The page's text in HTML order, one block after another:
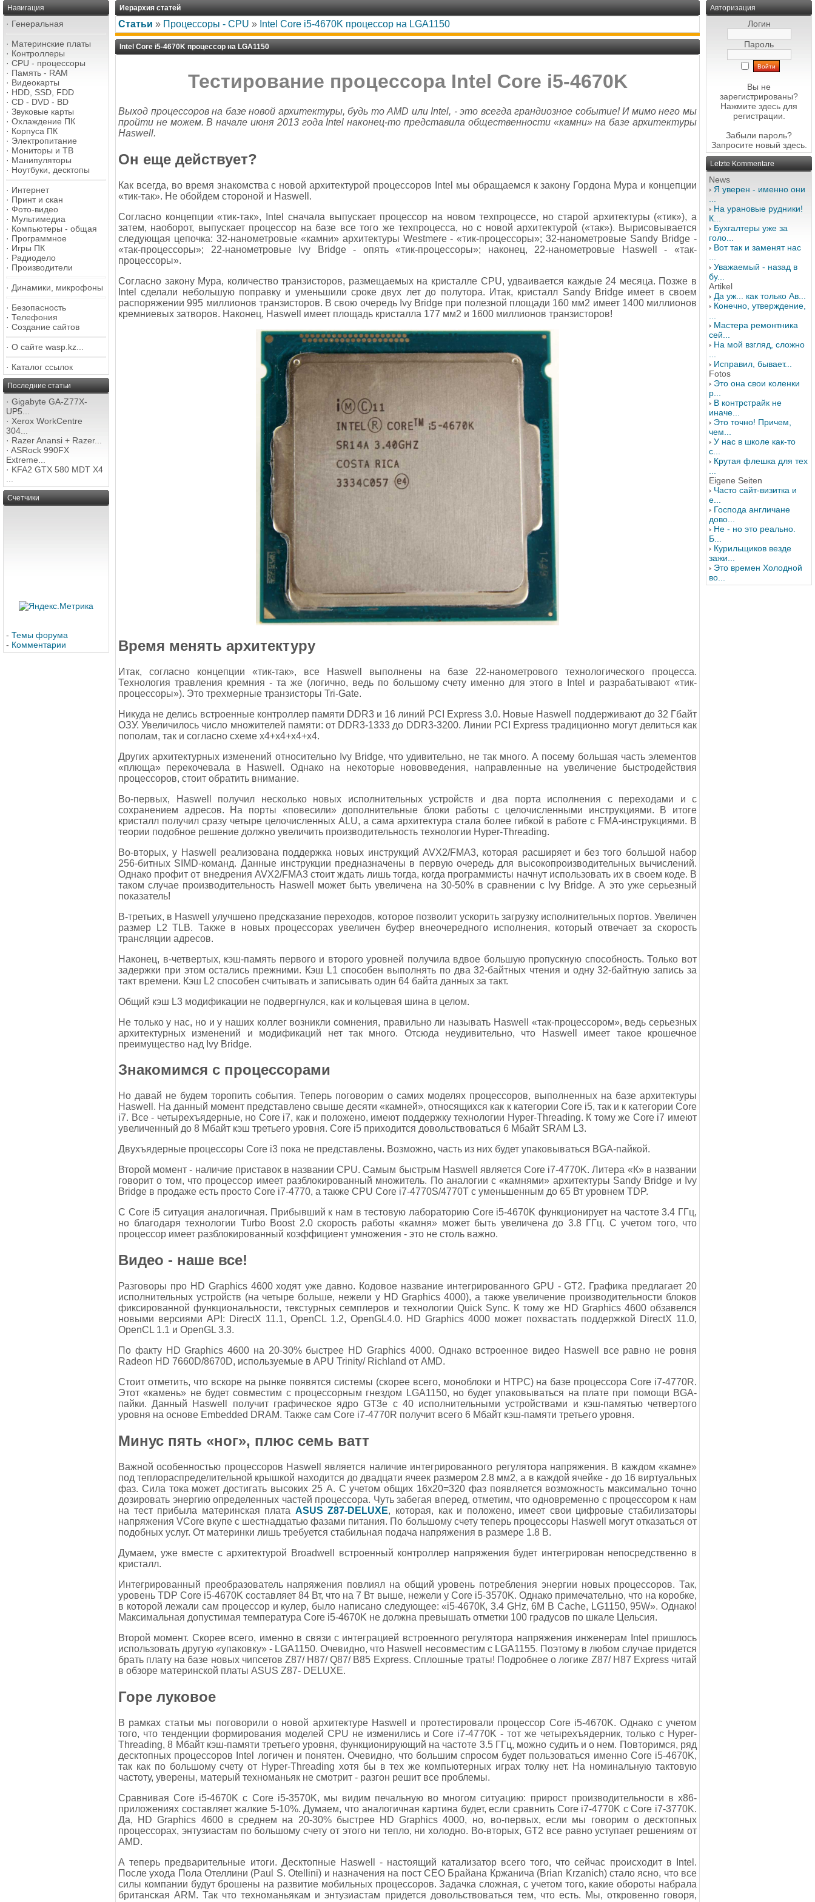
Навигация
· Генеральная
· Материнские платы
· Контроллеры
· CPU - процессоры
· Память - RAM
· Видеокарты
· HDD, SSD, FDD
· CD - DVD - BD
· Звуковые карты
· Охлаждение ПК
· Корпуса ПК
· Электропитание
· Мониторы и ТВ
· Манипуляторы
· Ноутбуки, десктопы
· Интернет
· Принт и скан
· Фото-видео
· Мультимедиа
· Компьютеры - общая
· Программное
· Игры ПК
· Радиодело
· Производители
· Динамики, микрофоны
· Безопасность
· Телефония
· Создание сайтов
· О сайте wasp.kz...
· Каталог ссылок
Последние статьи
· Gigabyte GA-Z77X-
UP5...
· Xerox WorkCentre
304...
· Razer Anansi + Razer...
· ASRock 990FX
Extreme...
· KFA2 GTX 580 MDT X4
Счетчики
- Темы форума
- Комментарии
Иерархия статей
Статьи » Процессоры - CPU » Intel Core i5-4670K процессор на LGA1150
Intel Core i5-4670K процессор на LGA1150
Тестирование процессора Intel Core i5-4670K
Выход процессоров на базе новой архитектуры, будь то AMD или Intel, - это всегда грандиозное событие! И мимо него мы
пройти не можем. В начале июня 2013 года Intel наконец-то представила общественности «камни» на базе архитектуры
Haswell.
Он еще действует?
Как всегда, во время знакомства с новой архитектурой процессоров Intel мы обращаемся к закону Гордона Мура и концепции
«тик-так». Не обойдем стороной и Haswell.
Согласно концепции «тик-так», Intel сначала выпускает процессор на новом техпроцессе, но старой архитектуры («тик»), а
затем, наоборот, выпускает процессор на базе все того же техпроцесса, но с новой архитектурой («так»). Вырисовывается
следующая цепочка: 32-нанометровые «камни» архитектуры Westmere - «тик-процессоры»; 32-нанометровые Sandy Bridge -
«так-процессоры»; 22-нанометровые Ivy Bridge - опять «тик-процессоры»; наконец, 22-нанометровые Haswell - «так-
процессоры».
Согласно закону Мура, количество транзисторов, размещаемых на кристалле CPU, удваивается каждые 24 месяца. Позже в
Intel сделали небольшую поправку и уменьшили сроке двух лет до полутора. Итак, кристалл Sandy Bridge имеет в своем
распоряжении 995 миллионов транзисторов. В свою очередь Ivy Bridge при полезной площади 160 мм2 имеет 1400 миллионов
кремниевых затворов. Наконец, Haswell имеет площадь кристалла 177 мм2 и 1600 миллионов транзисторов!
Время менять архитектуру
Итак, согласно концепции «тик-так», все Haswell выполнены на базе 22-нанометрового технологического процесса.
Технология травления кремния - та же (логично, ведь по большому счету именно для этого в Intel и разрабатывают «тик-
процессоры»). Это трехмерные транзисторы Tri-Gate.
Никуда не делись встроенные контроллер памяти DDR3 и 16 линий PCI Express 3.0. Новые Haswell поддерживают до 32 Гбайт
ОЗУ. Увеличилось число множителей памяти: от DDR3-1333 до DDR3-3200. Линии PCI Express традиционно могут делиться как
пополам, так и согласно схеме х4+х4+х4+х4.
Других архитектурных изменений относительно Ivy Bridge, что удивительно, не так много. А посему большая часть элементов
«плюща» перекочевала в Haswell. Однако на некоторые нововведения, направленные на увеличение быстродействия
процессоров, стоит обратить внимание.
Во-первых, Haswell получил несколько новых исполнительных устройств и два порта исполнения с переходами и с
сохранением адресов. На порты «повесили» дополнительные блоки работы с целочисленными инструкциями. В итоге
кристалл получил сразу четыре целочисленных ALU, а сама архитектура стала более гибкой в работе с FMA-инструкциями. В
теории подобное решение должно увеличить производительность технологии Hyper-Threading.
Во-вторых, у Haswell реализована поддержка новых инструкций AVX2/FMA3, которая расширяет и без того большой набор
256-битных SIMD-команд. Данные инструкции предназначены в первую очередь для высокопроизводительных вычислений.
Однако профит от внедрения AVX2/FMA3 стоит ждать лишь тогда, когда программисты начнут использовать их в своем коде. В
таком случае производительность Haswell может быть увеличена на 30-50% в сравнении с Ivy Bridge. А это уже серьезный
показатель!
В-третьих, в Haswell улучшено предсказание переходов, которое позволит ускорить загрузку исполнительных портов. Увеличен
размер L2 TLB. Также в новых процессорах увеличен буфер внеочередного исполнения, который отвечает за скорость
трансляции адресов.
Наконец, в-четвертых, кэш-память первого и второго уровней получила вдвое большую пропускную способность. Только вот
задержки при этом остались прежними. Кэш L1 способен выполнять по два 32-байтных чтения и одну 32-байтную запись за
такт времени. Кэш L2 способен считывать и записывать один 64 байта данных за такт.
Общий кэш L3 модификации не подвергнулся, как и кольцевая шина в целом.
Не только у нас, но и у наших коллег возникли сомнения, правильно ли называть Haswell «так-процессором», ведь серьезных
архитектурных изменений и модификаций нет так много. Отсюда неудивительно, что Haswell имеет такое крошечное
преимущество над Ivy Bridge.
Знакомимся с процессорами
Но давай не будем торопить события. Теперь поговорим о самих моделях процессоров, выполненных на базе архитектуры
Haswell. На данный момент представлено свыше десяти «камней», относящихся как к категории Core i5, так и к категории Core
i7. Все - четырехъядерные, но Core i7, как и положено, имеют поддержку технологии Hyper-Threading. К тому же Core i7 имеют
увеличенный до 8 Мбайт кэш третьего уровня. Core i5 приходится довольствоваться 6 Мбайт SRAM L3.
Двухъядерные процессоры Core i3 пока не представлены. Возможно, часть из них будет упаковываться BGA-пайкой.
Второй момент - наличие приставок в названии CPU. Самым быстрым Haswell является Core i7-4770K. Литера «К» в названии
говорит о том, что процессор имеет разблокированный множитель. По аналогии с «камнями» архитектуры Sandy Bridge и Ivy
Bridge в продаже есть просто Core i7-4770, а также CPU Core i7-4770S/4770T с уменьшенным до 65 Вт уровнем TDP.
С Core i5 ситуация аналогичная. Прибывший к нам в тестовую лабораторию Core i5-4670K функционирует на частоте 3.4 ГГц,
но благодаря технологии Turbo Boost 2.0 скорость работы «камня» может быть увеличена до 3.8 ГГц. С учетом того, что
процессор имеет разблокированный коэффициент умножения - это не столь важно.
Видео - наше все!
Разговоры про HD Graphics 4600 ходят уже давно. Кодовое название интегрированного GPU - GT2. Графика предлагает 20
исполнительных устройств (на четыре больше, нежели у HD Graphics 4000), а также увеличение производительности блоков
фиксированной функциональности, текстурных семплеров и технологии Quick Sync. К тому же HD Graphics 4600 обзавелся
новыми версиями API: DirectX 11.1, OpenCL 1.2, OpenGL4.0. HD Graphics 4000 может похвастать поддержкой DirectX 11.0,
OpenCL 1.1 и OpenGL 3.3.
По факту HD Graphics 4600 на 20-30% быстрее HD Graphics 4000. Однако встроенное видео Haswell все равно не ровня
Radeon HD 7660D/8670D, используемые в APU Trinity/ Richland от AMD.
Стоит отметить, что вскоре на рынке появятся системы (скорее всего, моноблоки и НТРС) на базе процессора Core i7-4770R.
Этот «камень» не будет совместим с процессорным гнездом LGA1150, но будет упаковываться на плате при помощи BGA-
пайки. Данный Haswell получит графическое ядро GT3e с 40 исполнительными устройствами и кэш-памятью четвертого
уровня на основе Embedded DRAM. Также сам Core i7-4770R получит всего 6 Мбайт кэш-памяти третьего уровня.
Минус пять «ног», плюс семь ватт
Важной особенностью процессоров Haswell является наличие интегрированного регулятора напряжения. В каждом «камне»
под теплораспределительной крышкой находится до двадцати ячеек размером 2.8 мм2, а в каждой ячейке - до 16 виртуальных
фаз. Сила тока может достигать высоких 25 А. С учетом общих 16x20=320 фаз появляется возможность максимально точно
дозировать энергию определенных частей процессора. Чуть забегая вперед, отметим, что одновременно с процессором к нам
на тест прибыла материнская плата ASUS Z87-DELUXE, которая, как и положено, имеет свои цифровые стабилизаторы
напряжения VCore вкупе с шестнадцатью фазами питания. По большому счету теперь процессоры Haswell могут отказаться от
подобных услуг. От материнки лишь требуется стабильная подача напряжения в размере 1.8 В.
Думаем, уже вместе с архитектурой Broadwell встроенный контроллер напряжения будет интегрирован непосредственно в
кристалл.
Интегрированный преобразователь напряжения повлиял на общий уровень потребления энергии новых процессоров. Так,
уровень TDP Core i5-4670K составляет 84 Вт, что на 7 Вт выше, нежели у Core i5-3570K. Однако примечательно, что на коробке,
в которой лежали сам процессор и кулер, было написано следующее: «i5-4670К, 3.4 GHz, 6М В Cache, LG1150, 95W». Однако!
Максимальная допустимая температура Core i5-4670K не должна превышать отметки 100 градусов по шкале Цельсия.
Второй момент. Скорее всего, именно в связи с интеграцией встроенного регулятора напряжения инженерам Intel пришлось
использовать другую «упаковку» - LGA1150. Очевидно, что Haswell несовместим с LGA1155. Поэтому в любом случае придется
брать плату на базе новых чипсетов Z87/ H87/ Q87/ B85 Express. Сплошные траты! Подробнее о логике Z87/ H87 Express читай
в обзоре материнской платы ASUS Z87- DELUXE.
Горе луковое
В рамках статьи мы поговорили о новой архитектуре Haswell и протестировали процессор Core i5-4670K. Однако с учетом
того, что тенденции формирования моделей CPU не изменились и Core i7-4770K - тот же четырехъядерник, только с Hyper-
Threading, 8 Мбайт кэш-памяти третьего уровня, функционирующий на частоте 3.5 ГГц, можно судить и о нем. Повторимся, ряд
десктопных процессоров Intel логичен и понятен. Очевидно, что большим спросом будет пользоваться именно Core i5-4670K,
так как по большому счету от Hyper-Threading хотя бы в тех же компьютерных играх толку нет. На номинальную тактовую
частоту, уверены, матерый техноманьяк не смотрит - разгон решит все проблемы.
Сравнивая Core i5-4670K с Core i5-3570K, мы видим печальную во многом ситуацию: прирост производительности в х86-
приложениях составляет жалкие 5-10%. Думаем, что аналогичная картина будет, если сравнить Core i7-4770K с Core i7-3770K.
Да, HD Graphics 4600 в среднем на 20-30% быстрее HD Graphics 4000, но, во-первых, если мы говорим о десктопных
процессорах, энтузиастам по большому счету от этого ни тепло, ни холодно. Во-вторых, GT2 все равно уступает решениям от
AMD.
А теперь предварительные итоги. Десктопные Haswell - настоящий катализатор всего того, что сейчас происходит в Intel.
После ухода Пола Отеллини (Paul S. Otellini) и назначения на пост СЕО Брайана Кржанича (Brian Krzanich) стало ясно, что все
силы компании будут брошены на развитие мобильных процессоров. Задачка сложная, с учетом того, какие обороты набрала
британская ARM. Так что техноманьякам и энтузиастам придется довольствоваться тем, что есть. Мы, откровенно говоря,
Авторизация
Логин
Пароль
Вы не
зарегистрированы?
Нажмите здесь для
регистрации.
Забыли пароль?
Запросите новый здесь.
Letzte Kommentare
News
Я уверен - именно они
На урановые рудники!
К...
Бухгалтеры уже за
голо...
Вот так и заменят нас
Уважаемый - назад в
бу...
Artikel
Да уж... как только Ав...
Конечно, утверждение,
Мастера ремонтника
сей...
На мой взгляд, сложно
Исправил, бывает...
Fotos
Это она свои коленки
р...
В контрстрайк не
иначе...
Это точно! Причем,
чем...
У нас в школе как-то
с...
Крутая флешка для тех
Eigene Seiten
Часто сайт-визитка и
е...
Господа англичане
дово...
Не - но это реально.
Б...
Курильщиков везде
зажи...
Это времен Холодной
во...